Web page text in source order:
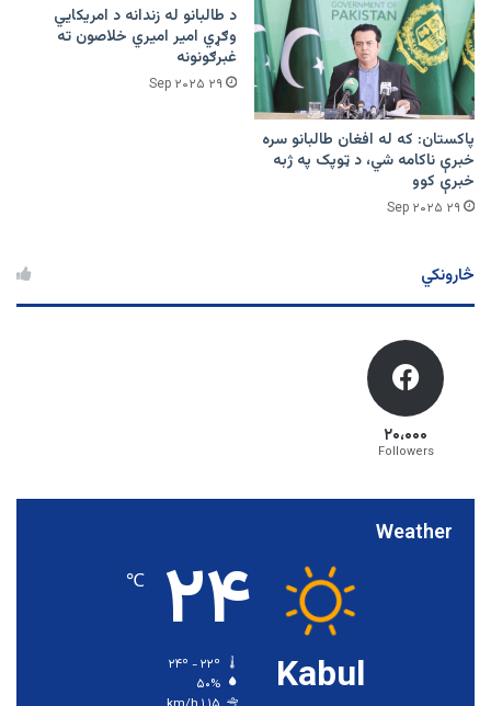
پاکستان: که له افغان طالبانو سره
خبرې ناکامه شي، د ټوپک په ژبه
خبرې کوو
۲۹ Sep ۲۰۲۵
د طالبانو له زندانه د امریکايي
وګړي امیر اميري خلاصون ته
غبرګونونه
۲۹ Sep ۲۰۲۵
څارونکي
۲۰،۰۰۰
Followers
Weather
Kabul
۲۴ ℃
۵۰%